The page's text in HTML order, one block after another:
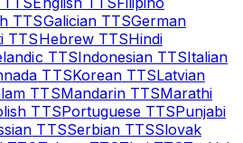
TTSGalicianTTSGerman
TTSHebrewTTSHindi
TTSIndonesianTTSItalian
TTSKoreanTTSLatvian
TTSMandarinTTSMarathi
TTSPortugueseTTSPunjabi
TTSSerbianTTSSlovak